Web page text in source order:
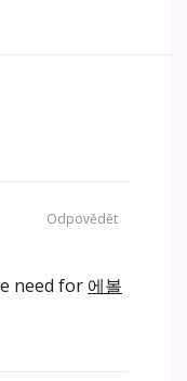
need for 에볼
Odpovědět